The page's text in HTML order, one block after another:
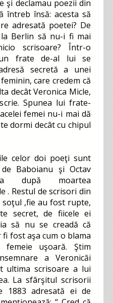
şi declamau poezii din
întreb însă: acesta să
adresată poetei? De
Berlin să nu-i fi mai
scrisoare? Într-o
frate de-al lui se
secretă a unei
care credem că
decât Veronica Micle,
Spunea lui frate-
femei nu-i mai dă
dormi decât cu chipul
celor doi poeţi sunt
Baboianu şi Octav
după moartea
. Restul de scrisori din
,fie au fost rupte,
secret, de fiicele ei
să nu se creadă că
fost aşa cum o blama
uşoară. Ştim
a Veronicăi
ultima scrisoare a lui
La sfârşitul scrisorii
1883 adresată ei de